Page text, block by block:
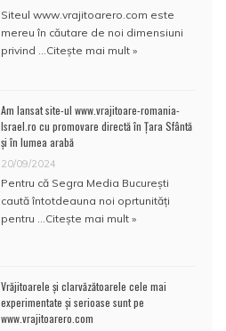
Siteul www.vrajitoarero.com este
mereu în căutare de noi dimensiuni
privind … Citește mai mult »
Am lansat site-ul www.vrajitoare-romania-
Israel.ro cu promovare directă în Țara Sfântă
și în lumea arabă
20/09/2024
Pentru că Segra Media București
caută întotdeauna noi oprtunități
pentru … Citește mai mult »
Vrăjitoarele și clarvăzătoarele cele mai
experimentate și serioase sunt pe
www.vrajitoarero.com